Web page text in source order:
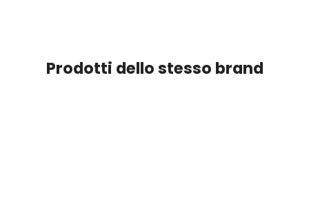
Prodotti dello stesso brand